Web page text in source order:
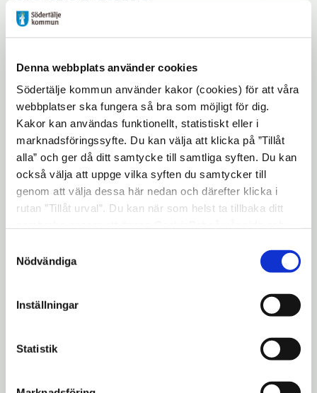
Denna webbplats använder cookies
Södertälje kommun använder kakor (cookies) för att våra
webbplatser ska fungera så bra som möjligt för dig.
Kakor kan användas funktionellt, statistiskt eller i
marknadsföringssyfte. Du kan välja att klicka på ”Tillåt
alla” och ger då ditt samtycke till samtliga syften. Du kan
också välja att uppge vilka syften du samtycker till
genom att välja dessa här nedan och därefter klicka i
rutan ”Tillåt urval”. Du kan när som helst ta tillbaka ditt
"Visa detaljer" kan du läsa om hur kakorna används och
hur vi och våra leverantörer inhämtar och behandlar
Nödvändiga
Inställningar
Statistik
stadskärna
Syftet med programmet är att fungera som
ett diskussionsunderlag för den
förestående utvecklingen av Södertälje
stadskärna samt att fungera som formellt
program för kommande detaljplaner. Det
övergripande syftet är att förmedla en
tydlig helhetsbild av en möjlig utveckling i
Övergripande frågor rörande bl. a.
kommersiell service, trafikstruktur,
kollektivtrafik m.m. behöver ses i ett större
sammanhang och kan inte hanteras inom